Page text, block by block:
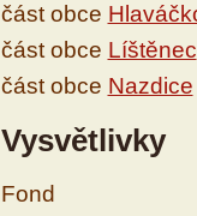
část obce
část obce Líštěnec
část obce Nazdice
Vysvětlivky
Fond